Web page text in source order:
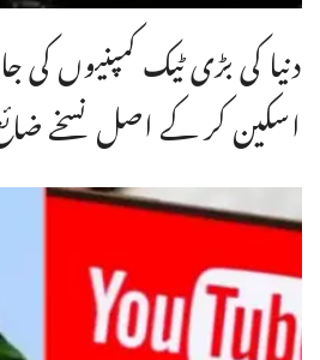
دنیا کی بڑی ٹیک کمپنیوں
اسکین کر کے اصل نسخے